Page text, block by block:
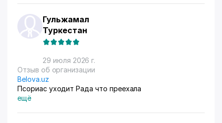
Гульжамал
Туркестан
29 июля 2026 г.
Отзыв об организации
Belova.uz
Псориас уходит Рада что преехала
ещё